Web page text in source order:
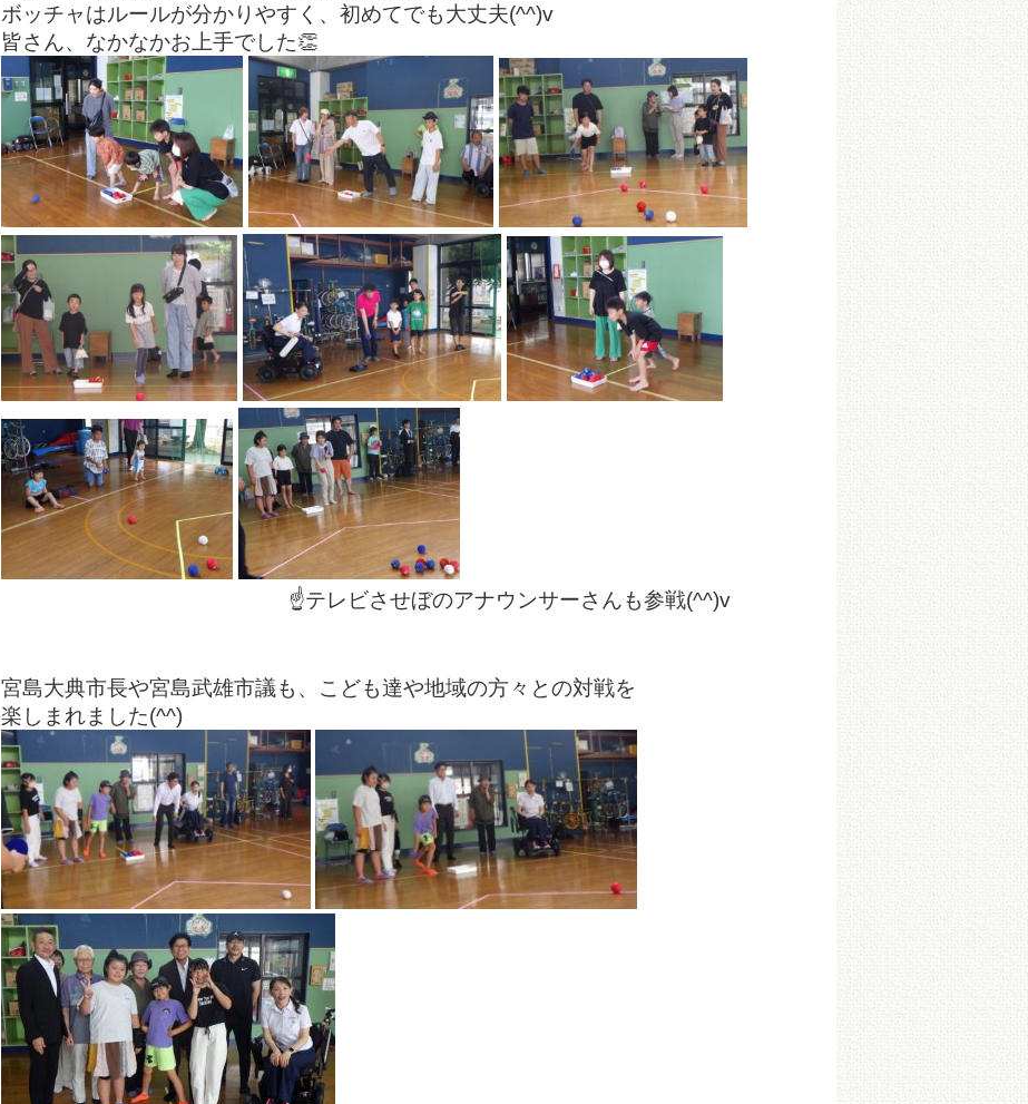
ボッチャはルールが分かりやすく、初めてでも大丈夫(^^)v
皆さん、なかなかお上手でした👏
☝テレビさせぼのアナウンサーさんも参戦(^^)v
宮島大典市長や宮島武雄市議も、こども達や地域の方々との対戦を
楽しまれました(^^)